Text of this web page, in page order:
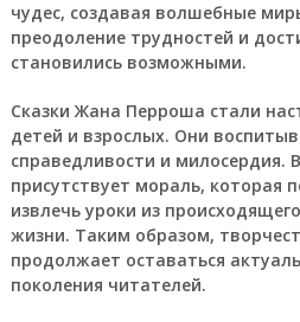
чудес, создавая волшебные
преодоление трудностей и
становились возможными.
Сказки Жана Перроша стали
детей и взрослых. Они
справедливости и милосердия.
присутствует мораль, которая
извлечь уроки из
жизни. Таким образом,
продолжает оставаться
поколения читателей.